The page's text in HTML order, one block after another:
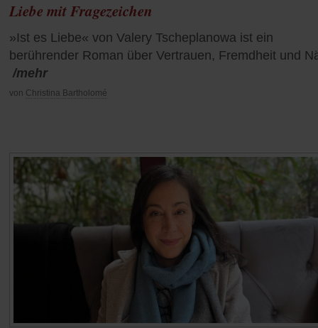
Liebe mit Fragezeichen
»Ist es Liebe« von Valery Tscheplanowa ist ein
berührender Roman über Vertrauen, Fremdheit und
/mehr
von Christina Bartholomé